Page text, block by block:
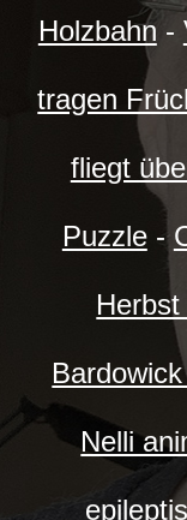
Holzbahn-
tragen
fliegt
Puzzle-
Nelli